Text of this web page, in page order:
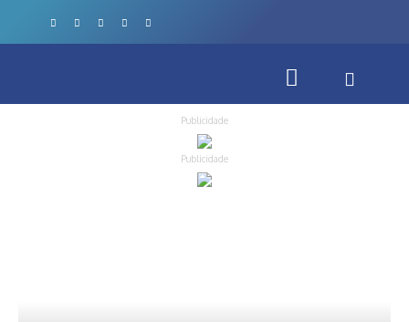
Publicidade
Publicidade